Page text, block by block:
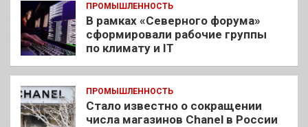
ПРОМЫШЛЕННОСТЬ
В рамках «Северного форума»
сформировали рабочие группы
по климату и IT
ПРОМЫШЛЕННОСТЬ
Стало известно о сокращении
числа магазинов Chanel в России